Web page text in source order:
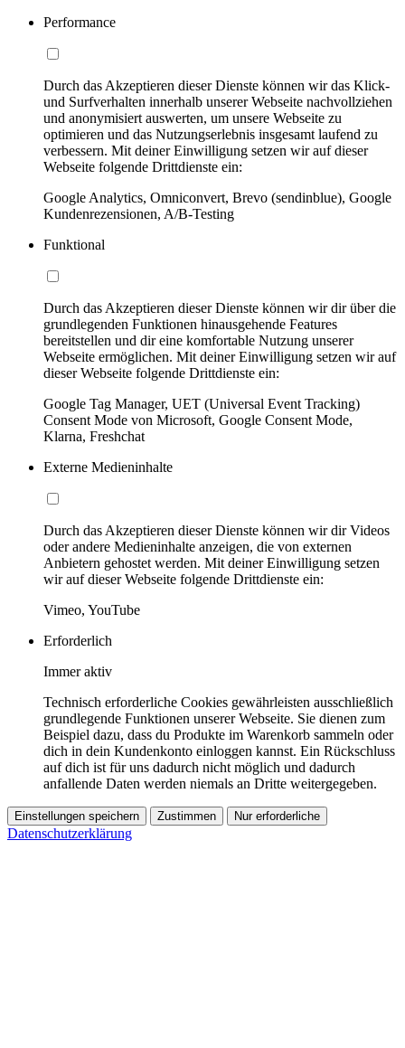
Performance
Durch das Akzeptieren dieser Dienste können wir das Klick-
und Surfverhalten innerhalb unserer Webseite nachvollziehen
und anonymisiert auswerten, um unsere Webseite zu
optimieren und das Nutzungserlebnis insgesamt laufend zu
verbessern. Mit deiner Einwilligung setzen wir auf dieser
Webseite folgende Drittdienste ein:
Google Analytics, Omniconvert, Brevo (sendinblue), Google
Kundenrezensionen, A/B-Testing
Funktional
Durch das Akzeptieren dieser Dienste können wir dir über die
grundlegenden Funktionen hinausgehende Features
bereitstellen und dir eine komfortable Nutzung unserer
Webseite ermöglichen. Mit deiner Einwilligung setzen wir auf
dieser Webseite folgende Drittdienste ein:
Google Tag Manager, UET (Universal Event Tracking)
Consent Mode von Microsoft, Google Consent Mode,
Klarna, Freshchat
Externe Medieninhalte
Durch das Akzeptieren dieser Dienste können wir dir Videos
oder andere Medieninhalte anzeigen, die von externen
Anbietern gehostet werden. Mit deiner Einwilligung setzen
wir auf dieser Webseite folgende Drittdienste ein:
Vimeo, YouTube
Erforderlich
Immer aktiv
Technisch erforderliche Cookies gewährleisten ausschließlich
grundlegende Funktionen unserer Webseite. Sie dienen zum
Beispiel dazu, dass du Produkte im Warenkorb sammeln oder
dich in dein Kundenkonto einloggen kannst. Ein Rückschluss
auf dich ist für uns dadurch nicht möglich und dadurch
anfallende Daten werden niemals an Dritte weitergegeben.
Einstellungen speichern Zustimmen Nur erforderliche
Datenschutzerklärung